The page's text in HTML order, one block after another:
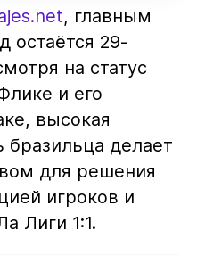
, главным
остаётся 29-
на статус
и его
высокая
бразильца делает
для решения
игроков и
Лиги 1:1.